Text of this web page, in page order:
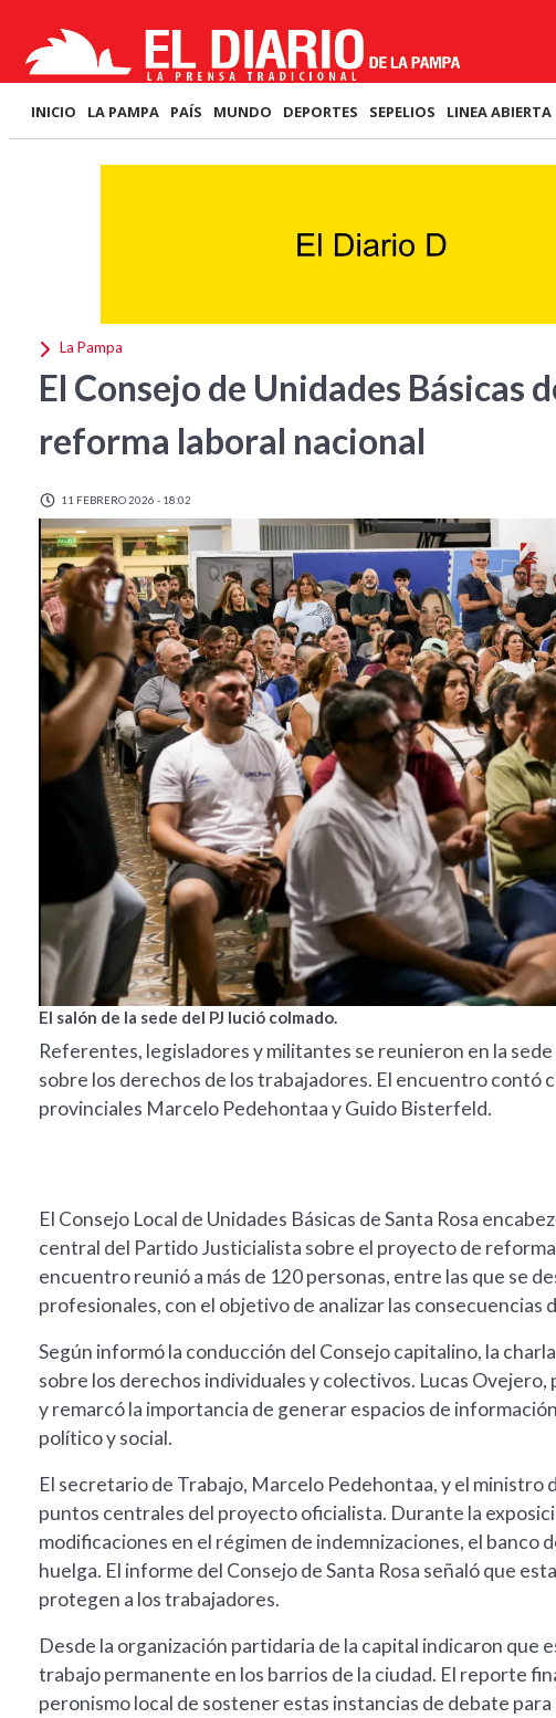
INICIO LA PAMPA PAÍS MUNDO DEPORTES SEPELIOS LINEA ABIERTA
La Pampa
El Consejo de Unidades Básicas
reforma laboral nacional
11 FEBRERO 2026 - 18:02
El salón de la sede del PJ lució colmado.
Referentes, legisladores y militantes se reunieron en la
sobre los derechos de los trabajadores. El encuentro contó
provinciales Marcelo Pedehontaa y Guido Bisterfeld.
El Consejo Local de Unidades Básicas de Santa Rosa
central del Partido Justicialista sobre el proyecto de
encuentro reunió a más de 120 personas, entre las que se
profesionales, con el objetivo de analizar las consecuencias
Según informó la conducción del Consejo capitalino, la
sobre los derechos individuales y colectivos. Lucas
y remarcó la importancia de generar espacios de
político y social.
El secretario de Trabajo, Marcelo Pedehontaa, y el
puntos centrales del proyecto oficialista. Durante la
modificaciones en el régimen de indemnizaciones, el banco
huelga. El informe del Consejo de Santa Rosa señaló que
protegen a los trabajadores.
Desde la organización partidaria de la capital indicaron que
trabajo permanente en los barrios de la ciudad. El reporte
peronismo local de sostener estas instancias de debate